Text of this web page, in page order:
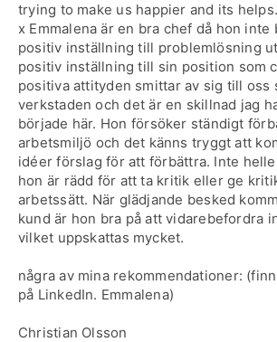
trying to make us happier and its helps.
x Emmalena är en bra chef då hon inte
positiv inställning till problemlösning
positiv inställning till sin position som
positiva attityden smittar av sig till oss
verkstaden och det är en skillnad jag
började här. Hon försöker ständigt
arbetsmiljö och det känns tryggt att
idéer förslag för att förbättra. Inte
hon är rädd för att ta kritik eller ge
arbetssätt. När glädjande besked
kund är hon bra på att vidarebefordra
vilket uppskattas mycket.
några av mina rekommendationer:
på LinkedIn. Emmalena)
Christian Olsson